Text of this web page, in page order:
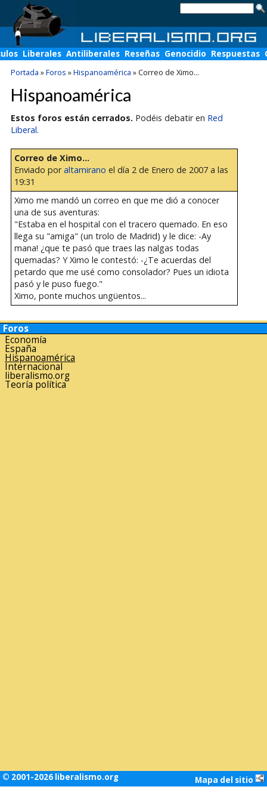
Liberales Antiliberales Reseñas Genocidio Respuestas
Portada »Foros »Hispanoamérica »Correo de Ximo...
Hispanoamérica
Estos foros están cerrados. Podéis debatir en Red
Liberal.
Correo de Ximo...
Enviado poraltamirano el día 2 de Enero de 2007 a las
19:31
Ximo me mandó un correo en que me dió a conocer
una de sus aventuras:
"Estaba en el hospital con el tracero quemado. En eso
llega su "amiga" (un trolo de Madrid) y le dice: -Ay
mana! ¿que te pasó que traes las nalgas todas
quemadas? Y Ximo le contestó: -¿Te acuerdas del
petardo que me usé como consolador? Pues un idiota
pasó y le puso fuego."
Ximo, ponte muchos ungüentos...
Foros
Economía
España
Hispanoamérica
Internacional
liberalismo.org
Teoría política
© 2001-2026 liberalismo.org Mapa del sitio